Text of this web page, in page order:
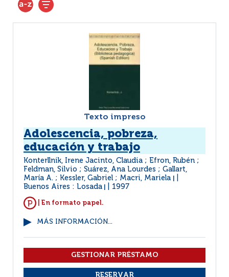
Texto impreso
Adolescencia, pobreza,
educación y trabajo
Konterllnik, Irene Jacinto, Claudia ; Efron, Rubén ;
Feldman, Silvio ; Suárez, Ana Lourdes ; Gallart,
María A. ; Kessler, Gabriel ; Macri, Mariela
Buenos Aires : Losada 1997
| En formato papel.
MÁS INFORMACIÓN...